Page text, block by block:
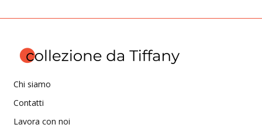
Chi siamo
Contatti
Lavora con noi